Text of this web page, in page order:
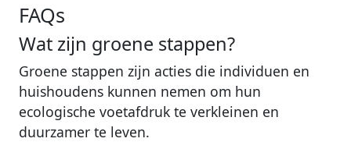
FAQs
Wat zijn groene stappen?
Groene stappen zijn acties die individuen en
huishoudens kunnen nemen om hun
ecologische voetafdruk te verkleinen en
duurzamer te leven.